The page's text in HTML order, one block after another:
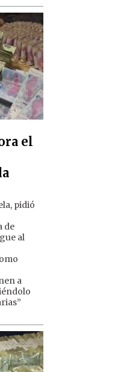
el
pidió
de
al
a